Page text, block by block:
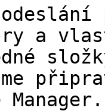
a
Manager.